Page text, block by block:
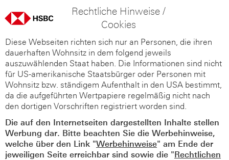
Rechtliche Hinweise /
Cookies
Diese Webseiten richten sich nur an Personen, die ihren
dauerhaften Wohnsitz in dem folgend jeweils
auszuwählenden Staat haben. Die Informationen sind nicht
für US-amerikanische Staatsbürger oder Personen mit
Wohnsitz bzw. ständigem Aufenthalt in den USA bestimmt,
da die aufgeführten Wertpapiere regelmäßig nicht nach
den dortigen Vorschriften registriert worden sind.
Die auf den Internetseiten dargestellten Inhalte stellen
Werbung dar. Bitte beachten Sie die Werbehinweise,
welche über den Link "Werbehinweise" am Ende der
jeweiligen Seite erreichbar sind sowie die "Rechtlichen